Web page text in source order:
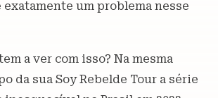
um problema nesse
a ver com isso? Na mesma
da sua Soy Rebelde Tour a série